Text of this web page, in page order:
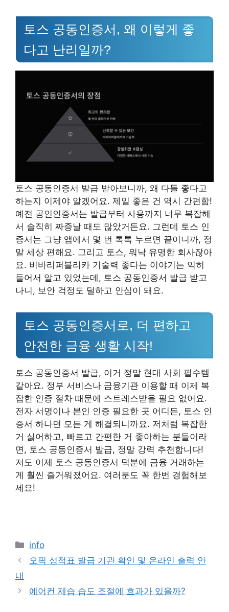
토스 공동인증서, 왜 이렇게 좋
다고 난리일까?
토스 공동인증서 발급 받아보니까, 왜 다들 좋다고
하는지 이제야 알겠어요. 제일 좋은 건 역시 간편함!
예전 공인인증서는 발급부터 사용까지 너무 복잡해
서 솔직히 짜증날 때도 많았거든요. 그런데 토스 인
증서는 그냥 앱에서 몇 번 톡톡 누르면 끝이니까, 정
말 세상 편해요. 그리고 토스, 워낙 유명한 회사잖아
요. 비바리퍼블리카 기술력 좋다는 이야기는 익히
들어서 알고 있었는데, 토스 공동인증서 발급 받고
나니, 보안 걱정도 덜하고 안심이 돼요.
토스 공동인증서로, 더 편하고
안전한 금융 생활 시작!
토스 공동인증서 발급, 이거 정말 현대 사회 필수템
같아요. 정부 서비스나 금융기관 이용할 때 이제 복
잡한 인증 절차 때문에 스트레스받을 필요 없어요.
전자 서명이나 본인 인증 필요한 곳 어디든, 토스 인
증서 하나면 모든 게 해결되니까요. 저처럼 복잡한
거 싫어하고, 빠르고 간편한 거 좋아하는 분들이라
면, 토스 공동인증서 발급, 정말 강력 추천합니다!
저도 이제 토스 공동인증서 덕분에 금융 거래하는
게 훨씬 즐거워졌어요. 여러분도 꼭 한번 경험해보
세요!
Categories
info
오픽 성적표 발급 기관 확인 및 온라인 출력 안
내
에어컨 제습 습도 조절에 효과가 있을까?